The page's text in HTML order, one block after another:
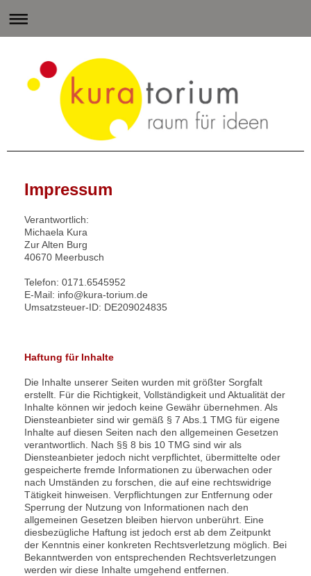
Impressum
Verantwortlich:
Michaela Kura
Zur Alten Burg
40670 Meerbusch
Telefon: 0171.6545952
E-Mail: info@kura-torium.de
Umsatzsteuer-ID: DE209024835
Haftung für Inhalte
Die Inhalte unserer Seiten wurden mit größter Sorgfalt
erstellt. Für die Richtigkeit, Vollständigkeit und Aktualität der
Inhalte können wir jedoch keine Gewähr übernehmen. Als
Diensteanbieter sind wir gemäß § 7 Abs.1 TMG für eigene
Inhalte auf diesen Seiten nach den allgemeinen Gesetzen
verantwortlich. Nach §§ 8 bis 10 TMG sind wir als
Diensteanbieter jedoch nicht verpflichtet, übermittelte oder
gespeicherte fremde Informationen zu überwachen oder
nach Umständen zu forschen, die auf eine rechtswidrige
Tätigkeit hinweisen. Verpflichtungen zur Entfernung oder
Sperrung der Nutzung von Informationen nach den
allgemeinen Gesetzen bleiben hiervon unberührt. Eine
diesbezügliche Haftung ist jedoch erst ab dem Zeitpunkt
der Kenntnis einer konkreten Rechtsverletzung möglich. Bei
Bekanntwerden von entsprechenden Rechtsverletzungen
werden wir diese Inhalte umgehend entfernen.